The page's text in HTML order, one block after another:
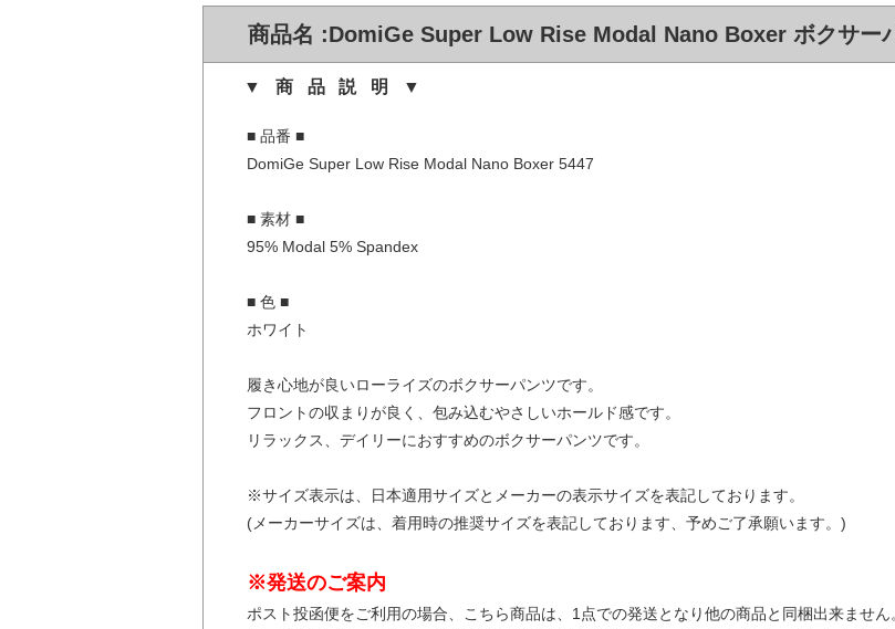
商品名 :DomiGe Super Low Rise Modal Nano Boxer ボクサー
▼商品説明▼
■ 品番 ■
DomiGe Super Low Rise Modal Nano Boxer 5447
■ 素材 ■
95% Modal 5% Spandex
■ 色 ■
ホワイト
履き心地が良いローライズのボクサーパンツです。
フロントの収まりが良く、包み込むやさしいホールド感です。
リラックス、デイリーにおすすめのボクサーパンツです。
※サイズ表示は、日本適用サイズとメーカーの表示サイズを表記しております。
(メーカーサイズは、着用時の推奨サイズを表記しております、予めご了承願います。)
※発送のご案内
ポスト投函便をご利用の場合、こちら商品は、1点での発送となり他の商品と同梱出来ません